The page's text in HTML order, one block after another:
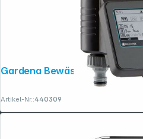
Artikel-Nr.:440309